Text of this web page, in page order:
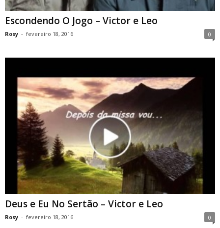
Escondendo O Jogo – Victor e Leo
Rosy - fevereiro 18, 2016 0
Deus e Eu No Sertão – Victor e Leo
Rosy - fevereiro 18, 2016 0